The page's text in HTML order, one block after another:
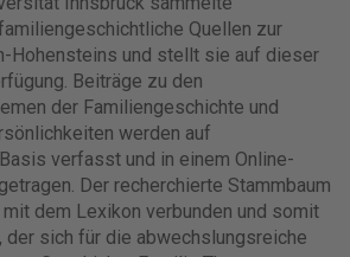
Quellen zur
Hohensteins und stellt sie auf dieser
Beiträge zu den
der Familiengeschichte und
werden auf
verfasst und in einem Online-
Der recherchierte Stammbaum
dem Lexikon verbunden und somit
der sich für die abwechslungsreiche